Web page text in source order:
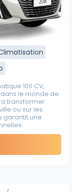
100 CV,
dans le monde de
transformer
ou sur les
garantit une